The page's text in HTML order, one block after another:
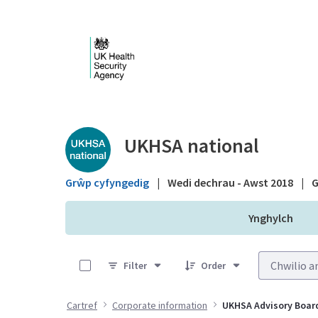
Public library -
UKHSA national
Grŵp cyfyngedig | Wedi dechrau - Awst 2018 |
Ynghylch
Filter
Order
Cartref Corporate information UKHSA Advisory